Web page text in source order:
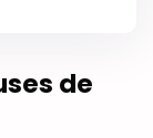
de